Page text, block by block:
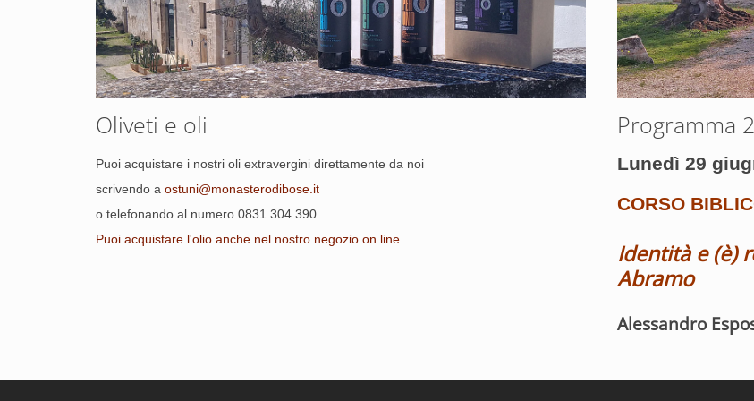
Oliveti e oli
Puoi acquistare i nostri oli extravergini direttamente da noi
scrivendo a ostuni@monasterodibose.it
o telefonando al numero 0831 304 390
Puoi acquistare l'olio anche nel nostro negozio on line
Programma
Lunedì 29
CORSO
Identità e (è)
Abramo
Alessandro